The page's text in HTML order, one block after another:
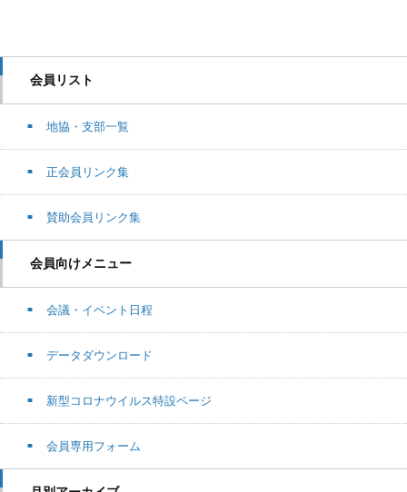
会員リスト
地協・支部一覧
正会員リンク集
賛助会員リンク集
会員向けメニュー
会議・イベント日程
データダウンロード
新型コロナウイルス特設ページ
会員専用フォーム